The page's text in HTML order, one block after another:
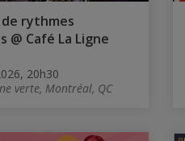
rythmes
@ Café La Ligne
20h30
verte, Montréal, QC